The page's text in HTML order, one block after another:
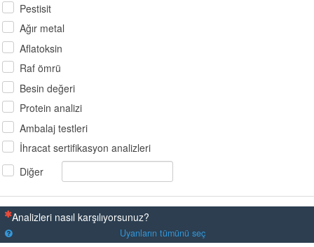
Pestisit
Ağır metal
Aflatoksin
Raf ömrü
Besin değeri
Protein analizi
Ambalaj testleri
İhracat sertifikasyon analizleri
Diğer
(Bu sorunun yanıtlanması zorunludur)
Analizleri nasıl karşılıyorsunuz?
Uyanların tümünü seç